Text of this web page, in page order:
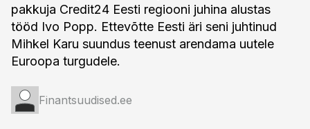
pakkuja Credit24 Eesti regiooni juhina alustas
tööd Ivo Popp. Ettevõtte Eesti äri seni juhtinud
Mihkel Karu suundus teenust arendama uutele
Euroopa turgudele.
Finantsuudised.ee